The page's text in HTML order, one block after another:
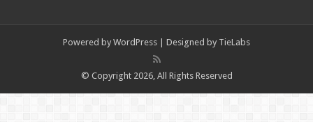
Powered by WordPress | Designed by TieLabs
© Copyright 2026, All Rights Reserved